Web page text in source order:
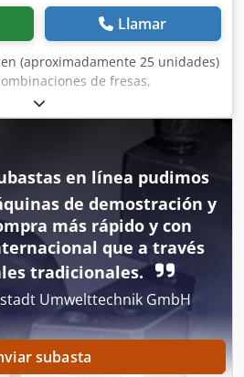
Llamar
(aproximadamente 25 unidades)
de fresas,
MEC o sin identificación.
sin identificación o MEC -
Aox Alaoha - Peso: ~100 kg
en línea pudimos
de demostración y
más rápido y con
que a través
tradicionales.
Umwelttechnik GmbH
subasta